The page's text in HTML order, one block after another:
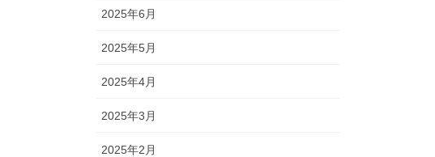
2025年6月
2025年5月
2025年4月
2025年3月
2025年2月